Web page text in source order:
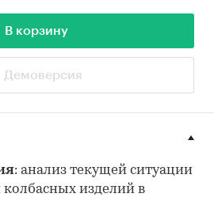
В корзину
Демоверсия
: анализ текущей ситуации
изделий в